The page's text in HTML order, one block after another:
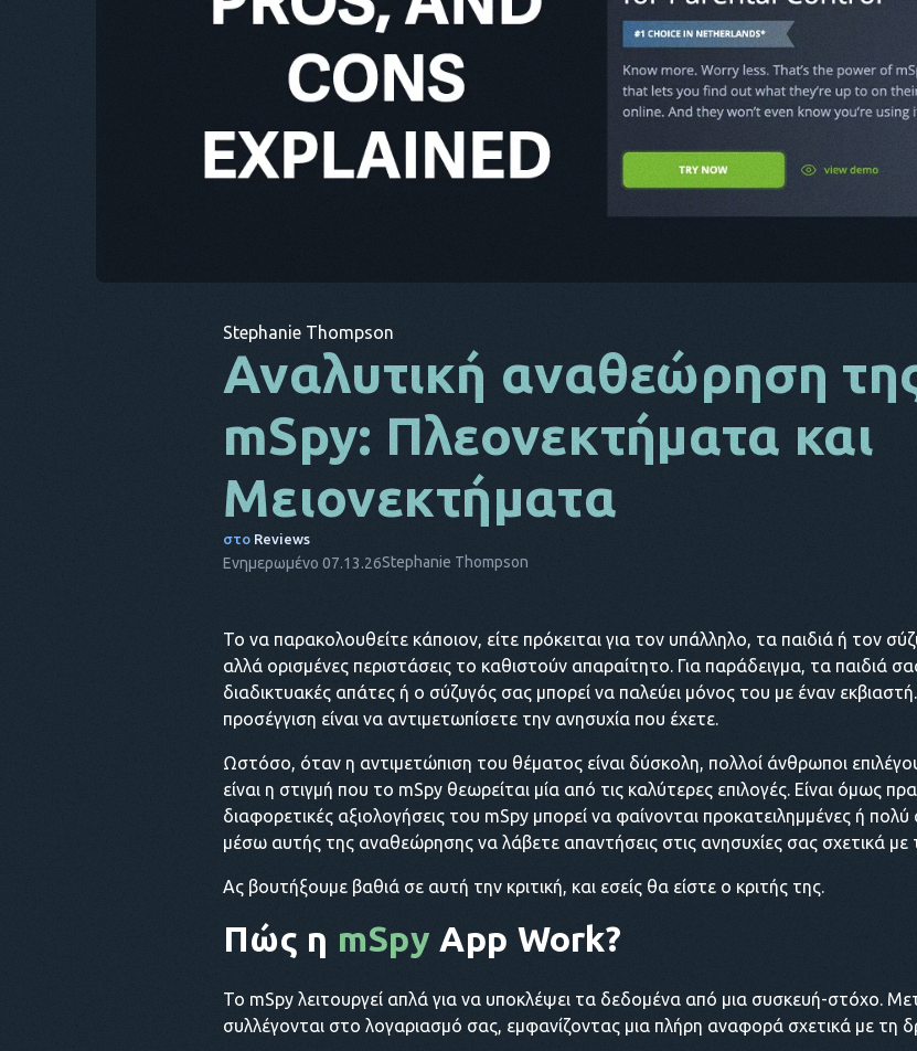
Stephanie Thompson
Αναλυτική αναθεώρηση
mSpy: Πλεονεκτήματα και
Μειονεκτήματα
στο Reviews
Ενημερωμένο 07.13.26Stephanie Thompson
Το να παρακολουθείτε κάποιον, είτε πρόκειται για τον υπάλληλο, τα παιδιά ή τον
αλλά ορισμένες περιστάσεις το καθιστούν απαραίτητο. Για παράδειγμα, τα παιδιά
διαδικτυακές απάτες ή ο σύζυγός σας μπορεί να παλεύει μόνος του με έναν
προσέγγιση είναι να αντιμετωπίσετε την ανησυχία που έχετε.
Ωστόσο, όταν η αντιμετώπιση του θέματος είναι δύσκολη, πολλοί άνθρωποι
είναι η στιγμή που το mSpy θεωρείται μία από τις καλύτερες επιλογές. Είναι όμως
διαφορετικές αξιολογήσεις του mSpy μπορεί να φαίνονται προκατειλημμένες ή
μέσω αυτής της αναθεώρησης να λάβετε απαντήσεις στις ανησυχίες σας σχετικά
Ας βουτήξουμε βαθιά σε αυτή την κριτική, και εσείς θα είστε ο κριτής της.
Πώς η mSpy App Work?
Το mSpy λειτουργεί απλά για να υποκλέψει τα δεδομένα από μια συσκευή-στόχο.
συλλέγονται στο λογαριασμό σας, εμφανίζοντας μια πλήρη αναφορά σχετικά με τη